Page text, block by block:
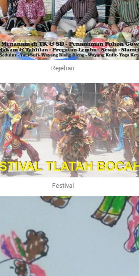
Rejeban
Festival